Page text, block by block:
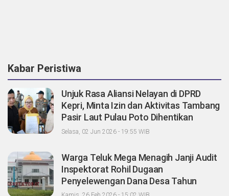
Kabar Peristiwa
Unjuk Rasa Aliansi Nelayan di DPRD
Kepri, Minta Izin dan Aktivitas Tambang
Pasir Laut Pulau Poto Dihentikan
Selasa, 02 Jun 2026 - 19:55 WIB
Warga Teluk Mega Menagih Janji Audit
Inspektorat Rohil Dugaan
Penyelewengan Dana Desa Tahun
2023-2024